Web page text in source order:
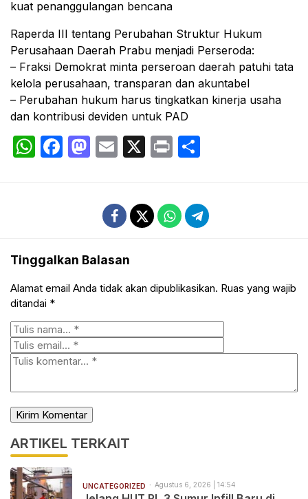
kuat penanggulangan bencana
Raperda III tentang Perubahan Struktur Hukum
Perusahaan Daerah Prabu menjadi Perseroda:
– Fraksi Demokrat minta perseroan daerah patuhi tata
kelola perusahaan, transparan dan akuntabel
– Perubahan hukum harus tingkatkan kinerja usaha
dan kontribusi deviden untuk PAD
WhatsApp
Facebook
Mastodon
Email
X Print
Tinggalkan Balasan
Alamat email Anda tidak akan dipublikasikan. Ruas yang wajib
ditandai *
ARTIKEL TERKAIT
UNCATEGORIZED Agustus 6, 2026 | 14:54